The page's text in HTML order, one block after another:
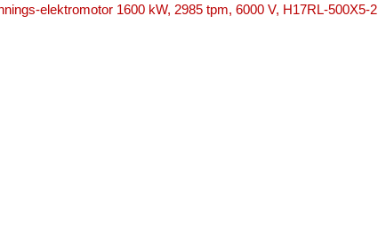
elektromotor 1600 kW, 2985 tpm, 6000 V, H17RL-500X5-2